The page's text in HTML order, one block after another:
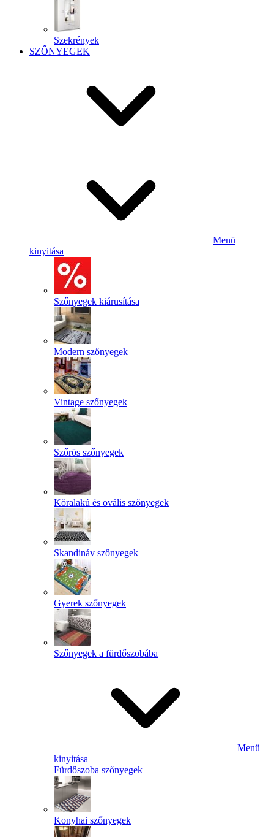
Szekrények
SZŐNYEGEK
Menü
kinyitása
Szőnyegek kiárusítása
Modern szőnyegek
Vintage szőnyegek
Szőrös szőnyegek
Köralakú és ovális szőnyegek
Skandináv szőnyegek
Gyerek szőnyegek
Szőnyegek a fürdőszobába
Menü
kinyitása
Fürdőszoba szőnyegek
Konyhai szőnyegek